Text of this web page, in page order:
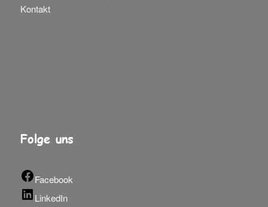
Kontakt
Folge uns
Facebook
LinkedIn